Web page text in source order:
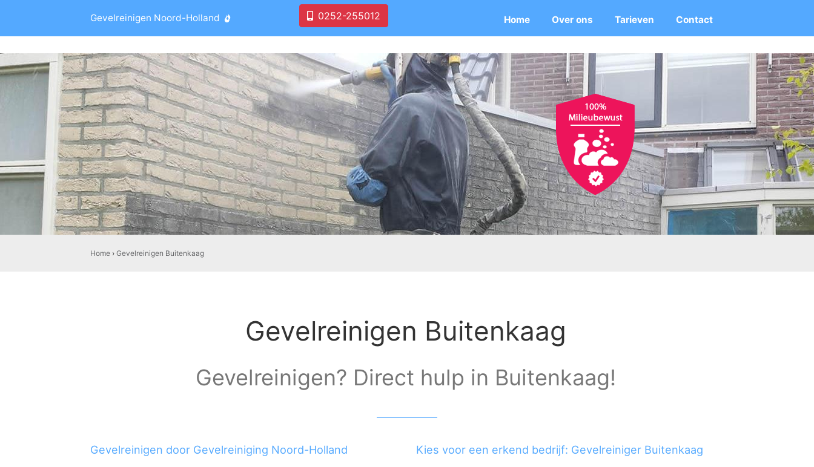
Gevelreinigen Noord-Holland 0252-255012 Home Over ons Tarieven Contact
Home ›Gevelreinigen Buitenkaag
Gevelreinigen Buitenkaag
Gevelreinigen? Direct hulp in Buitenkaag!
Gevelreinigen door Gevelreiniging Noord-Holland Kies voor een erkend bedrijf: Gevelreiniger Buitenkaag